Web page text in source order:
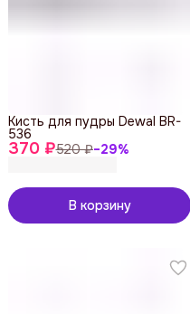
370 ₽520 ₽−29%
Кисть для пудры Dewal BR-
536
В корзину